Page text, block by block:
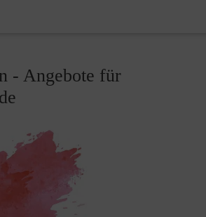
- Angebote für